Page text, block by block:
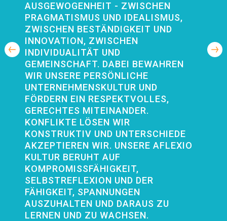
AUSGEWOGENHEIT - ZWISCHEN
PRAGMATISMUS UND IDEALISMUS,
ZWISCHEN BESTÄNDIGKEIT UND
INNOVATION, ZWISCHEN
INDIVIDUALITÄT UND
GEMEINSCHAFT. DABEI BEWAHREN
WIR UNSERE PERSÖNLICHE
UNTERNEHMENSKULTUR UND
FÖRDERN EIN RESPEKTVOLLES,
GERECHTES MITEINANDER.
KONFLIKTE LÖSEN WIR
KONSTRUKTIV UND UNTERSCHIEDE
AKZEPTIEREN WIR. UNSERE AFLEXIO
KULTUR BERUHT AUF
KOMPROMISSFÄHIGKEIT,
SELBSTREFLEXION UND DER
FÄHIGKEIT, SPANNUNGEN
AUSZUHALTEN UND DARAUS ZU
LERNEN UND ZU WACHSEN.